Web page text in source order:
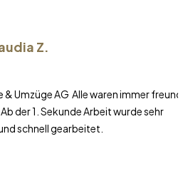
AG Alle waren immer freundlich
Sekunde Arbeit wurde sehr
gearbeitet.